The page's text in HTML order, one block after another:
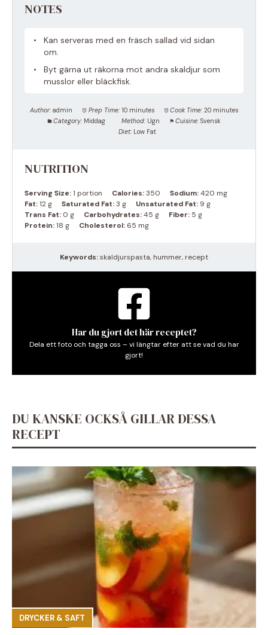
NOTES
Kan serveras med en fräsch sallad vid sidan
om.
Byt gärna ut räkorna mot andra skaldjur som
musslor eller bläckfisk.
Author: admin Prep Time: 10 minutes Cook Time: 20 minutes
Category: Middag Method: Ugn Cuisine: Svensk
Diet: Low Fat
NUTRITION
Serving Size:1 portion Calories:350 Sodium:420 mg
Fat:12 g Saturated Fat:3 g Unsaturated Fat: 9 g
Trans Fat: 0 g Carbohydrates:45 g Fiber: 5 g
Protein:18 g Cholesterol: 65 mg
Keywords:skaldjurspasta, hummer, recept
Har du gjort det här receptet?
Dela ett foto och tagga oss – vi längtar efter att se vad du har
gjort!
DU KANSKE OCKSÅ GILLAR DESSA
RECEPT
DRYCKER & SAFT